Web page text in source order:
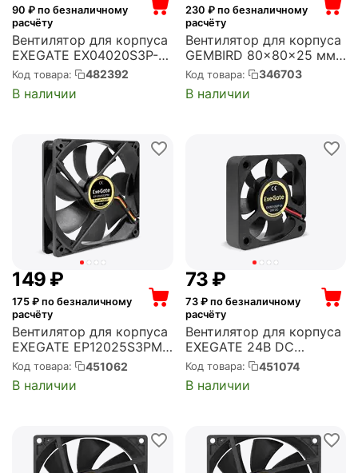
90 ₽ по безналичному
расчёту
Вентилятор для корпуса
EXEGATE EX04020S3P-5
40x40x20 мм, 5000 об/
мин, 5 CFM, 22 дБ, 3 pin
(EX295196RUS)
Код товара: 482392
В наличии
230 ₽ по безналичному
расчёту
Вентилятор для корпуса
GEMBIRD 80x80x25 мм,
3000 об/мин, 30 CFM, 32
дБ, 4 pin PWM
(D8025SM-4)
Код товара: 346703
В наличии
‍149‍ ₽
175 ₽ по безналичному
расчёту
Вентилятор для корпуса
EXEGATE EP12025S3PM
120x120x25 мм, 1800 об/
мин, 67 CFM, 28 дБ, 3 pin
(EX283390RUS)
Код товара: 451062
В наличии
‍73‍ ₽
73₽ по безналичному
расчёту
Вентилятор для корпуса
EXEGATE 24В DC
EX05010S2P-24
(50x50x10 мм, Sleeve
bearing (подшипник
(EX295202RUS)
Код товара: 451074
В наличии